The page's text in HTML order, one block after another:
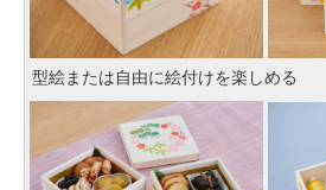
型絵または自由に絵付けを楽しめる